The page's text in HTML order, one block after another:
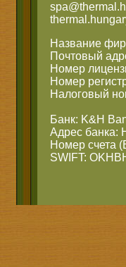
Название
Почтовый
Номер
Номер
Налоговый
Банк: K&H
Адрес банка:
Номер счета
SWIFT: